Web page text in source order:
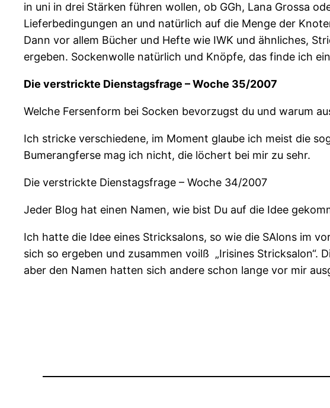
in uni in drei Stärken führen wollen, ob GGh, Lana Grossa
Lieferbedingungen an und natürlich auf die Menge der
Dann vor allem Bücher und Hefte wie IWK und ähnliches,
ergeben. Sockenwolle natürlich und Knöpfe, das finde ich
Die verstrickte Dienstagsfrage – Woche 35/2007
Welche Fersenform bei Socken bevorzugst du und warum
Ich stricke verschiedene, im Moment glaube ich meist die
Bumerangferse mag ich nicht, die löchert bei mir zu sehr.
Die verstrickte Dienstagsfrage – Woche 34/2007
Jeder Blog hat einen Namen, wie bist Du auf die Idee
Ich hatte die Idee eines Stricksalons, so wie die SAlons im
sich so ergeben und zusammen voilß „Irisines
aber den Namen hatten sich andere schon lange vor mir